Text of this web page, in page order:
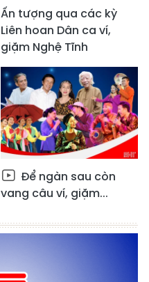
Ấn tượng qua các kỳ
Liên hoan Dân ca ví,
giặm Nghệ Tĩnh
Để ngàn sau còn
vang câu ví, giặm...